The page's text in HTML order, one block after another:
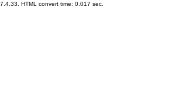
HTML convert time: 0.017 sec.